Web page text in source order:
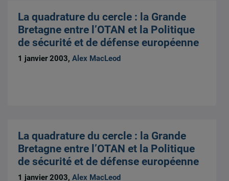
La quadrature du cercle : la Grande
Bretagne entre l’OTAN et la Politique
de sécurité et de défense européenne
1 janvier 2003,Alex MacLeod
La quadrature du cercle : la Grande
Bretagne entre l’OTAN et la Politique
de sécurité et de défense européenne
1 janvier 2003,Alex MacLeod